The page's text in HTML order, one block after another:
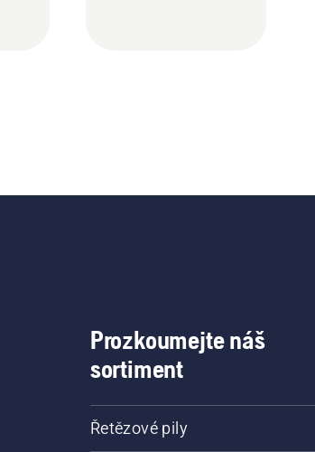
Prozkoumejte náš
sortiment
Řetězové pily